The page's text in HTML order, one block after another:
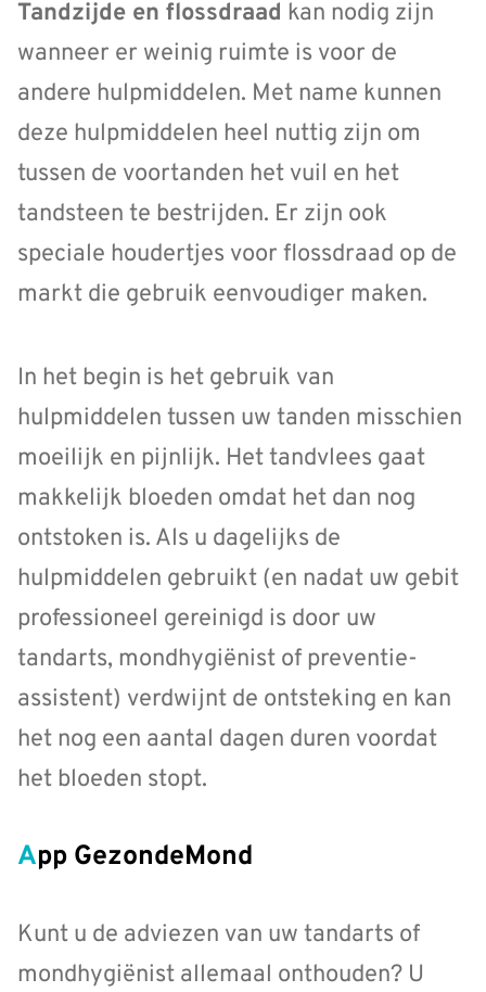
Tandzijde en flossdraad kan nodig zijn
wanneer er weinig ruimte is voor de
andere hulpmiddelen. Met name kunnen
deze hulpmiddelen heel nuttig zijn om
tussen de voortanden het vuil en het
tandsteen te bestrijden. Er zijn ook
speciale houdertjes voor flossdraad op de
markt die gebruik eenvoudiger maken.
In het begin is het gebruik van
hulpmiddelen tussen uw tanden misschien
moeilijk en pijnlijk. Het tandvlees gaat
makkelijk bloeden omdat het dan nog
ontstoken is. Als u dagelijks de
hulpmiddelen gebruikt (en nadat uw gebit
professioneel gereinigd is door uw
tandarts, mondhygiënist of preventie-
assistent) verdwijnt de ontsteking en kan
het nog een aantal dagen duren voordat
het bloeden stopt.
App GezondeMond
Kunt u de adviezen van uw tandarts of
mondhygiënist allemaal onthouden? U